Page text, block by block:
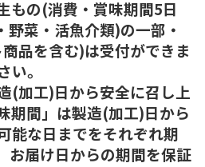
もの(消費・賞味期間5日
菜・活魚介類)の一部・
品を含む)は受付ができま
。
(加工)日から安全に召し上
期間」は製造(加工)日から
能な日までをそれぞれ期
お届け日からの期間を保証